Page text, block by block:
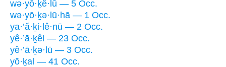
wə·yō·ḵê·lū — 5 Occ.
wə·yō·ḵə·lū·hā — 1 Occ.
ya·’ă·ḵi·lê·nū — 2 Occ.
yê·’ā·ḵêl — 23 Occ.
yê·’ā·ḵə·lū — 3 Occ.
yō·ḵal — 41 Occ.